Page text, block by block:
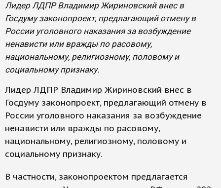
Лидер ЛДПР Владимир Жириновский внес в
Госдуму законопроект, предлагающий отмену в
России уголовного наказания за возбуждение
ненависти или вражды по расовому,
национальному, религиозному, половому и
социальному признаку.
Лидер ЛДПР Владимир Жириновский внес в
Госдуму законопроект, предлагающий отмену в
России уголовного наказания за возбуждение
ненависти или вражды по расовому,
национальному, религиозному, половому и
социальному признаку.
В частности, законопроектом предлагается